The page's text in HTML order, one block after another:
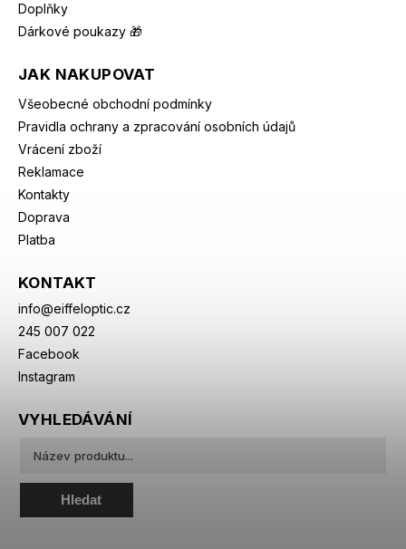
Doplňky
Dárkové poukazy 🎁
JAK NAKUPOVAT
Všeobecné obchodní podmínky
Pravidla ochrany a zpracování osobních údajů
Vrácení zboží
Reklamace
Kontakty
Doprava
Platba
KONTAKT
info@eiffeloptic.cz
245 007 022
Facebook
Instagram
VYHLEDÁVÁNÍ
Hledat